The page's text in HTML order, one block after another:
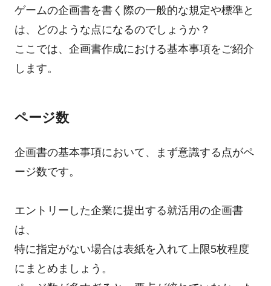
ゲームの企画書を書く際の一般的な規定や標準と
は、どのような点になるのでしょうか？
ここでは、企画書作成における基本事項をご紹介
します。
ページ数
企画書の基本事項において、まず意識する点がペ
ージ数です。
エントリーした企業に提出する就活用の企画書
は、
特に指定がない場合は表紙を入れて上限5枚程度
にまとめましょう。